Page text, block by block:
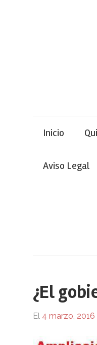
Inicio
Aviso Legal
¿El
El 4 marzo, 2016